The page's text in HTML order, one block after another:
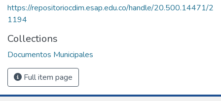
https://repositoriocdim.esap.edu.co/handle/20.500.14471/2
1194
Collections
Documentos Municipales
Full item page